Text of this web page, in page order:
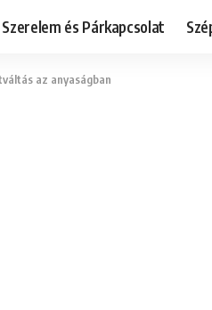
Szerelem és Párkapcsolat
az anyaságban